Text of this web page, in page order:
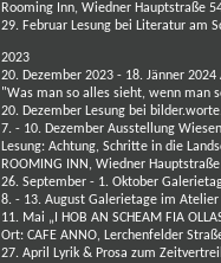
Rooming Inn, Wiedner Hauptstraße
29. Februar Lesung bei Literatur am
2023
20. Dezember 2023 - 18. Jänner
"Was man so alles sieht, wenn man
20. Dezember Lesung bei
7. - 10. Dezember Ausstellung
Lesung: Achtung, Schritte in die
ROOMING INN, Wiedner
26. September - 1. Oktober
8. - 13. August Galerietage im
11. Mai „I HOB AN SCHEAM FIA
Ort: CAFE ANNO, Lerchenfelder
27. April
Lyrik & Prosa zum